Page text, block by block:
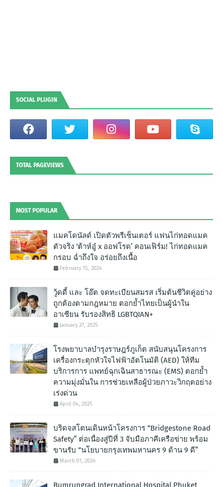
SOCIAL PLUGIN
TOTAL PAGEVIEWS
MOST POPULAR
แมคโดนัลด์ เปิดตัวพรีเซ็นเตอร์ แฟนไก่ทอดแมค
ตัวจริง ‘ต้าห์อู๋ x ออฟโรด’ คอนเฟิร์ม! ไก่ทอดแมค
กรอบ ฉํ่าถึงใจ อร่อยถึงเนื้อ
February 15, 2024
วู้ดดี้ และ โอ๊ต จดทะเบียนสมรส เริ่มต้นชีวิตคู่อย่าง
ถูกต้องตามกฎหมาย ตอกย้ำไทยเป็นผู้นำใน
อาเซียน รับรองสิทธิ LGBTQIAN+
January 27, 2025
โรงพยาบาลบำรุงราษฎร์ภูเก็ต สนับสนุนโครงการ
เครื่องกระตุกหัวใจไฟฟ้าอัตโนมัติ (AED) ให้ทีม
บริการการ แพทย์ฉุกเฉินสาธารณะ (EMS) ตอกย้ำ
ความมุ่งมั่นใน การช่วยเหลือผู้ป่วยภาวะวิกฤตอย่าง
เร่งด่วน
April 04, 2025
บริดจสโตนเดินหน้าโครงการ “Bridgestone Road
Safety” ต่อเนื่องสู่ปีที่ 3 จับมือภาคีเครือข่าย พร้อม
ขานรับ “นโยบายกรุงเทพมหานคร 9 ด้าน 9 ดี”
March 01, 2024
Bumrungrad International Hospital Phuket